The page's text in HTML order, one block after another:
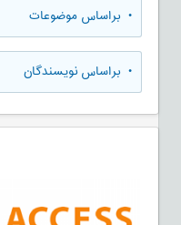
• براساس موضوعات
• براساس نویسندگان